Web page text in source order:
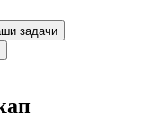
задачи